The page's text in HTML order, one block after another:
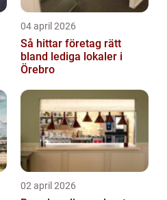
04 april 2026
Så hittar företag rätt
bland lediga lokaler i
Örebro
02 april 2026